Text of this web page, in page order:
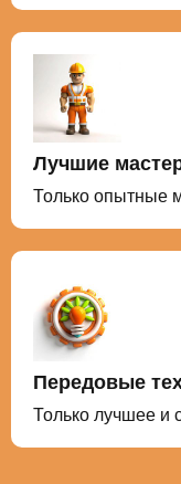
Лучшие
Только опытные
Передовые
Только лучшее и